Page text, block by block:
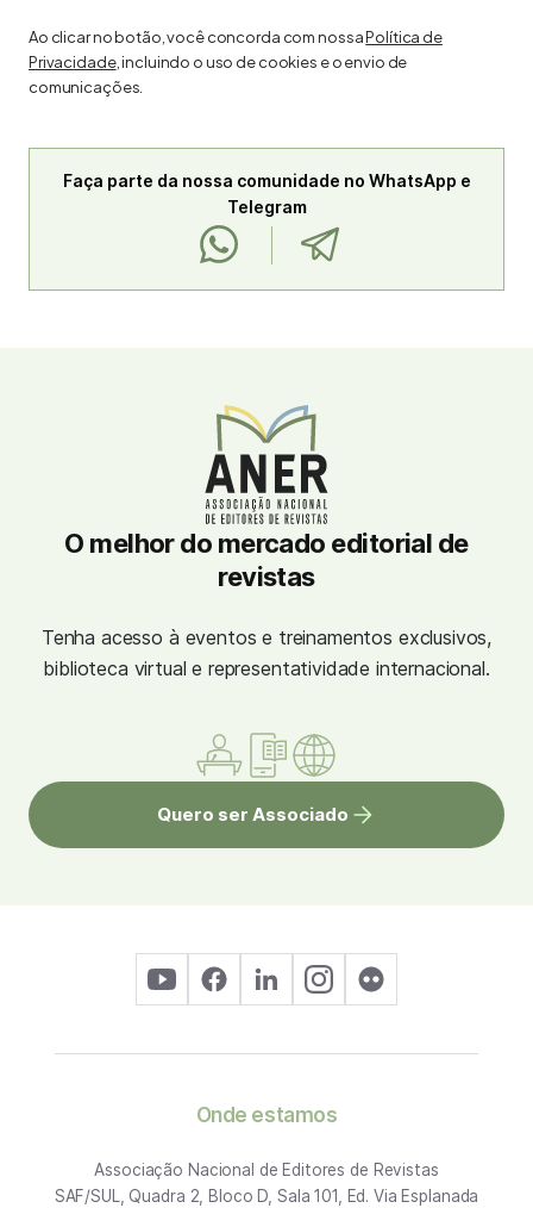
Ao clicar no botão, você concorda com nossaPolítica de
Privacidade, incluindo o uso de cookies e o envio de
comunicações.
Faça parte da nossa comunidade no WhatsApp e
Telegram
O melhor do mercado editorial de
revistas
Tenha acesso à eventos e treinamentos exclusivos,
biblioteca virtual e representatividade internacional.
Quero ser Associado
Onde estamos
Associação Nacional de Editores de Revistas
SAF/SUL, Quadra 2, Bloco D, Sala 101, Ed. Via Esplanada